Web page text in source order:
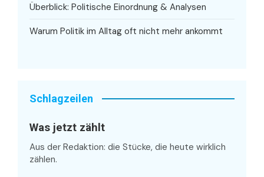
Überblick: Politische Einordnung & Analysen
Warum Politik im Alltag oft nicht mehr ankommt
Schlagzeilen
Was jetzt zählt
Aus der Redaktion: die Stücke, die heute wirklich
zählen.